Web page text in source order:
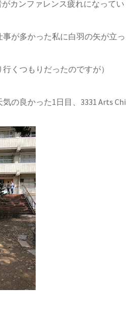
カンファレンス疲れになってい
が多かった私に白羽の矢が立っ
くつもりだったのですが）
の良かった1日目、3331 Arts Chi